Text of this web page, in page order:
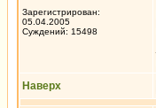
Зарегистрирован:
05.04.2005
Суждений: 15498
Наверх